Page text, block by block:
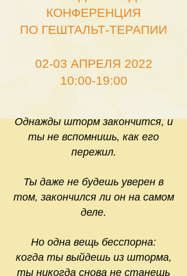
КОНФЕРЕНЦИЯ
ПО ГЕШТАЛЬТ-ТЕРАПИИ
02-03 АПРЕЛЯ 2022
10:00-19:00
Однажды шторм закончится, и
ты не вспомнишь, как его
пережил.
Ты даже не будешь уверен в
том, закончился ли он на самом
деле.
Но одна вещь бесспорна:
когда ты выйдешь из шторма,
ты никогда снова не станешь